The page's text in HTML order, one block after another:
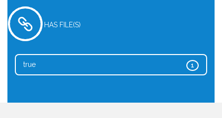
HAS FILE(S)
1
true